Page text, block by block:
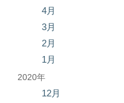
4月
3月
2月
1月
2020年
12月